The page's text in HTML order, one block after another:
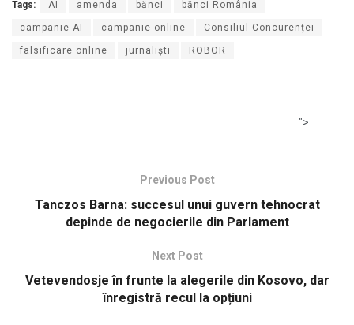
Tags: AI amenda bănci bănci România
campanie AI campanie online Consiliul Concurenței
falsificare online jurnaliști ROBOR
">
Previous Post
Tanczos Barna: succesul unui guvern tehnocrat
depinde de negocierile din Parlament
Next Post
Vetevendosje în frunte la alegerile din Kosovo, dar
înregistră recul la opțiuni